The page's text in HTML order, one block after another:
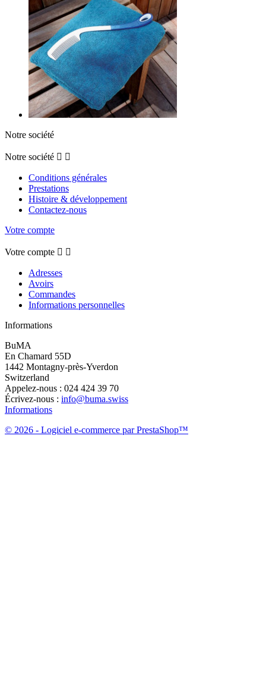
Notre société
Notre société  
Conditions générales
Prestations
Histoire & développement
Contactez-nous
Votre compte
Votre compte  
Adresses
Avoirs
Commandes
Informations personnelles
Informations
BuMA
En Chamard 55D
1442 Montagny-près-Yverdon
Switzerland
Appelez-nous : 024 424 39 70
Écrivez-nous : info@buma.swiss
Informations
© 2026 - Logiciel e-commerce par PrestaShop™